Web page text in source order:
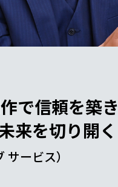
で信頼を築き
来を切り開く
ービス）